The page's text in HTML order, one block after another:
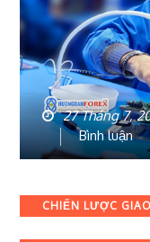
27 Tháng 7,
Bình luậnbài
Cổ
Categories
CHIẾN LƯỢC